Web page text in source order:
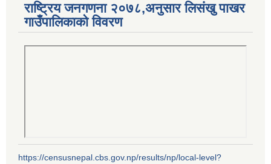
राष्ट्रिय जनगणना २०७८,अनुसार लिसंखु पाखर
गाउँपालिकाको विवरण
https://censusnepal.cbs.gov.np/results/np/local-level?